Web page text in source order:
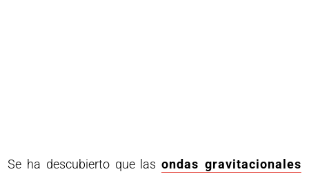
Se ha descubierto que lasondas gravitacionales